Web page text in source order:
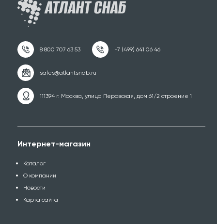
111394 г. Москва, улица Перовская, дом 61/2 строение 1
Интернет-магазин
Каталог
О компании
Новости
Карта сайта